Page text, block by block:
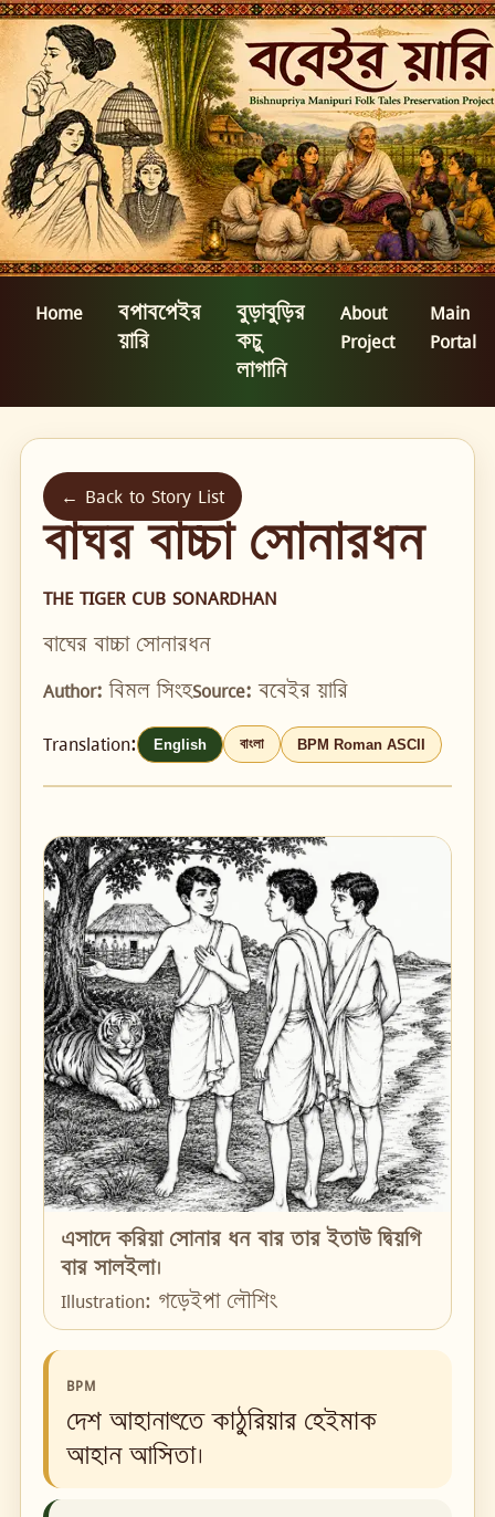
Home
বপাবপেইর
য়ারি
বুড়াবুড়ির
কচু
লাগানি
About
Project
Main
Portal
← Back to Story List
বাঘর বাচ্চা সোনারধন
THE TIGER CUB SONARDHAN
বাঘের বাচ্চা সোনারধন
Author: বিমল সিংহSource: ববেইর য়ারি
Translation:
English বাংলা BPM Roman ASCII
এসাদে করিয়া সোনার ধন বার তার ইতাউ দ্বিয়গি
বার সালইলা।
Illustration: গড়েইপা লৌশিং
BPM
দেশ আহানাৎতে কাঠুরিয়ার হেইমাক
আহান আসিতা।